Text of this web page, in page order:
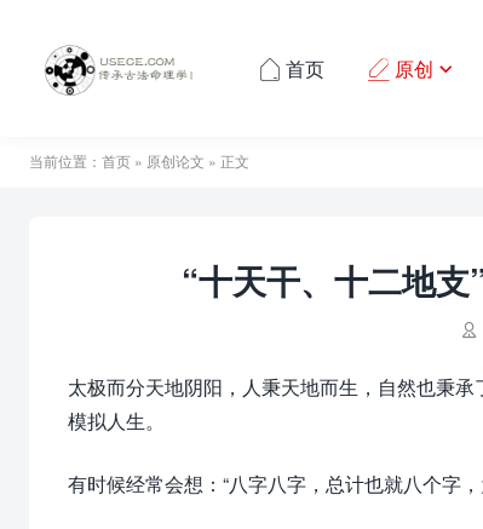
 首页  原创 
当前位置： 首页 » 原创论文 » 正文
“十天干、十二地

太极而分天地阴阳，人秉天地而生，自然也秉
模拟人生。
有时候经常会想：“八字八字，总计也就八个字